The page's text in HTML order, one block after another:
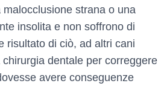
strana o una
insolita e non soffrono di
risultato di ciò, ad altri cani
dentale per correggere
avere conseguenze